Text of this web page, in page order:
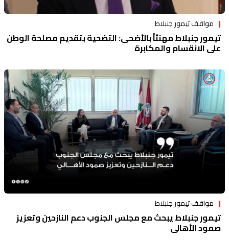
مواقف تيمور جنبلاط
تيمور جنبلاط مهنئاً بالأضحى: التضحية بتقديم مصلحة الوطن
على الانقسام والمكابرة
مواقف تيمور جنبلاط
تيمور جنبلاط يبحث مع مجلس الجنوب دعم النازحين وتعزيز
صمود الأهالي